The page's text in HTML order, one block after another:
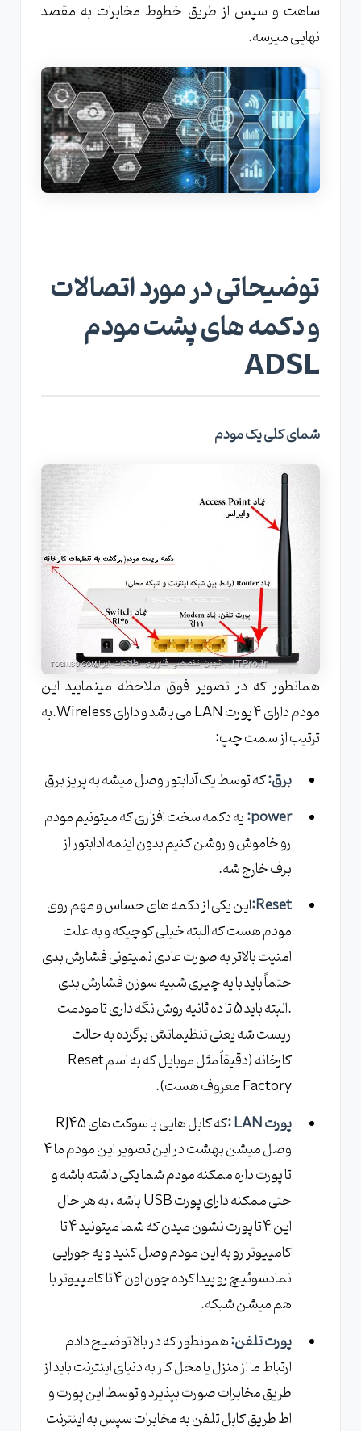
ساهت و سپس از طریق خطوط مخابرات به مقصد
نهایی میرسه.
توضیحاتی در مورد اتصالات
و دکمه های پشت مودم
ADSL
شمای کلی یک مودم
همانطور که در تصویر فوق ملاحظه مینمایید این
مودم دارای 4 پورت LAN می باشد و دارای Wireless.به
ترتیب از سمت چپ:
برق:که توسط یک آدابتور وصل میشه به پریز برق
power: یه دکمه سخت افزاری که میتونیم مودم
رو خاموش و روشن کنیم بدون اینمه ادابتور از
برف خارج شه.
Reset: این یکی از دکمه های حساس و مهم روی
مودم هست که البته خیلی کوچیکه و به علت
امنیت بالاتر به صورت عادی نمیتونی فشارش بدی
حتماً باید با یه چیزی شبیه سوزن فشارش بدی
.البته باید 5 تا ده ثانیه روش نگه داری تا مودمت
ریست شه یعنی تنظیماتش برگرده به حالت
کارخانه (دقیقاً مثل موبایل که به اسم Reset
Factory معروف هست).
پورت LAN :
که کابل هایی با سوکت های RJ45
وصل میشن بهشت در این تصویر این مودم ما 4
تا پورت داره ممکنه مودم شما یکی داشته باشه و
حتی ممکنه دارای پورت USB باشه ، به هر حال
این 4 تا پورت نشون میدن که شما میتونید 4 تا
کامپیوتر رو به این مودم وصل کنید و یه جورایی
نمادسوئیچ رو پیدا کرده چون اون 4 تا کامپیوتر با
هم میشن شبکه.
پورت تلفن:همونطور که در بالا توضیح دادم
ارتباط ما از منزل یا محل کار به دنیای اینترنت باید از
طریق مخابرات صورت بپذیرد و توسط این پورت و
اط طریق کابل تلفن به مخابرات سپس به اینترنت